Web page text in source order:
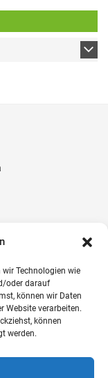
Technologien wie
oder darauf
können wir Daten
Website verarbeiten.
können
werden.
am